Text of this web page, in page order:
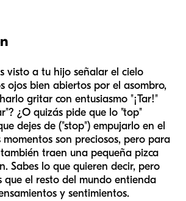
visto a tu hijo señalar el cielo
ojos bien abiertos por el asombro,
gritar con entusiasmo "¡Tar!"
¿O quizás pide que lo "top"
dejes de ("stop") empujarlo en el
momentos son preciosos, pero para
traen una pequeña pizca
Sabes lo que quieren decir, pero
que el resto del mundo entienda
y sentimientos.